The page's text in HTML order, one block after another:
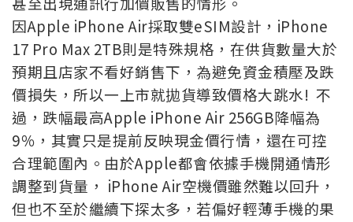
因Apple iPhone Air採取雙eSIM設計，iPhone
17 Pro Max 2TB則是特殊規格，在供貨數量大於
預期且店家不看好銷售下，為避免資金積壓及跌
價損失，所以一上市就拋貨導致價格大跳水! 不
過，跌幅最高Apple iPhone Air 256GB降幅為
9％，其實只是提前反映現金價行情，還在可控
合理範圍內。由於Apple都會依據手機開通情形
調整到貨量， iPhone Air空機價雖然難以回升，
但也不至於繼續下探太多，若偏好輕薄手機的果